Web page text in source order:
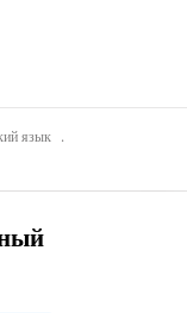
язык .